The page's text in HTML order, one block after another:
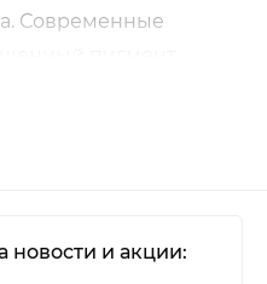
Современные
стойкость, что
результат как в
классические
новости и акции: